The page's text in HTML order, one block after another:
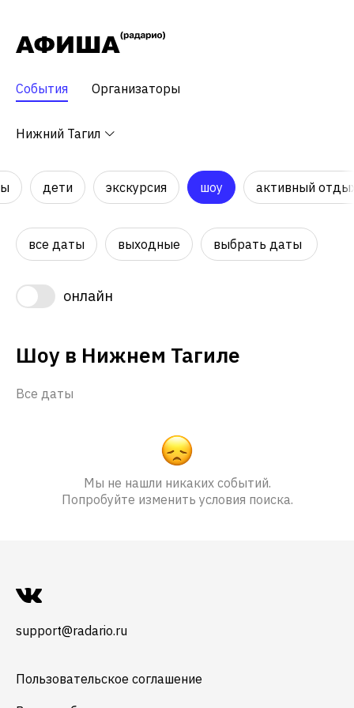
События Организаторы
Нижний Тагил
дети экскурсия шоу активный
все даты выходные выбрать даты
онлайн
Шоу в Нижнем Тагиле
Все даты
Мы не нашли никаких событий.
Попробуйте изменить условия поиска.
support@radario.ru
Пользовательское соглашение